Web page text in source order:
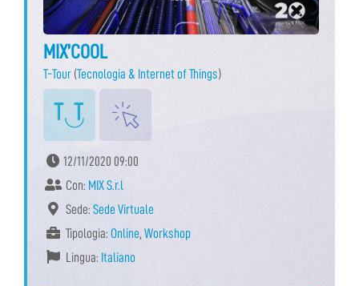
MIX’COOL
T-Tour (Tecnologia & Internet of Things)
12/11/2020 09:00
Con: MIX S.r.l
Sede: Sede Virtuale
Tipologia: Online, Workshop
Lingua: Italiano